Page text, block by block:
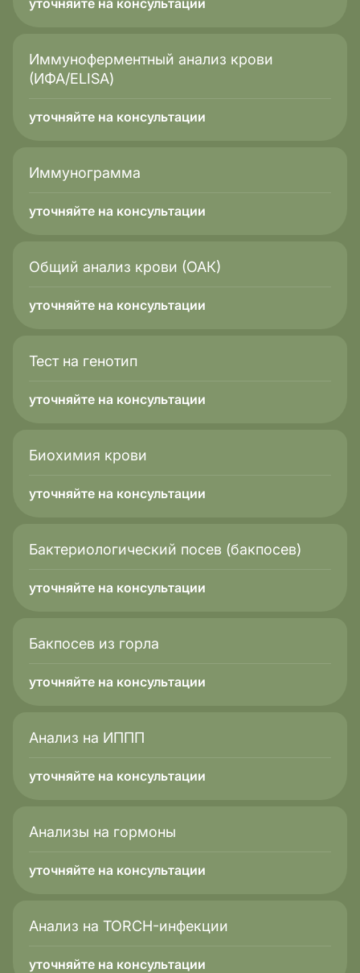
уточняйте на консультации
Иммуноферментный анализ крови
(ИФА/ELISA)
уточняйте на консультации
Иммунограмма
уточняйте на консультации
Общий анализ крови (ОАК)
уточняйте на консультации
Тест на генотип
уточняйте на консультации
Биохимия крови
уточняйте на консультации
Бактериологический посев (бакпосев)
уточняйте на консультации
Бакпосев из горла
уточняйте на консультации
Анализ на ИППП
уточняйте на консультации
Анализы на гормоны
уточняйте на консультации
Анализ на TORCH-инфекции
уточняйте на консультации